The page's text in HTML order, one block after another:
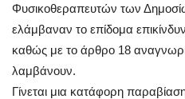
Φυσικοθεραπευτών των
ελάμβαναν το επίδομα
καθώς με το άρθρο 18
λαμβάνουν.
Γίνεται μια κατάφορη